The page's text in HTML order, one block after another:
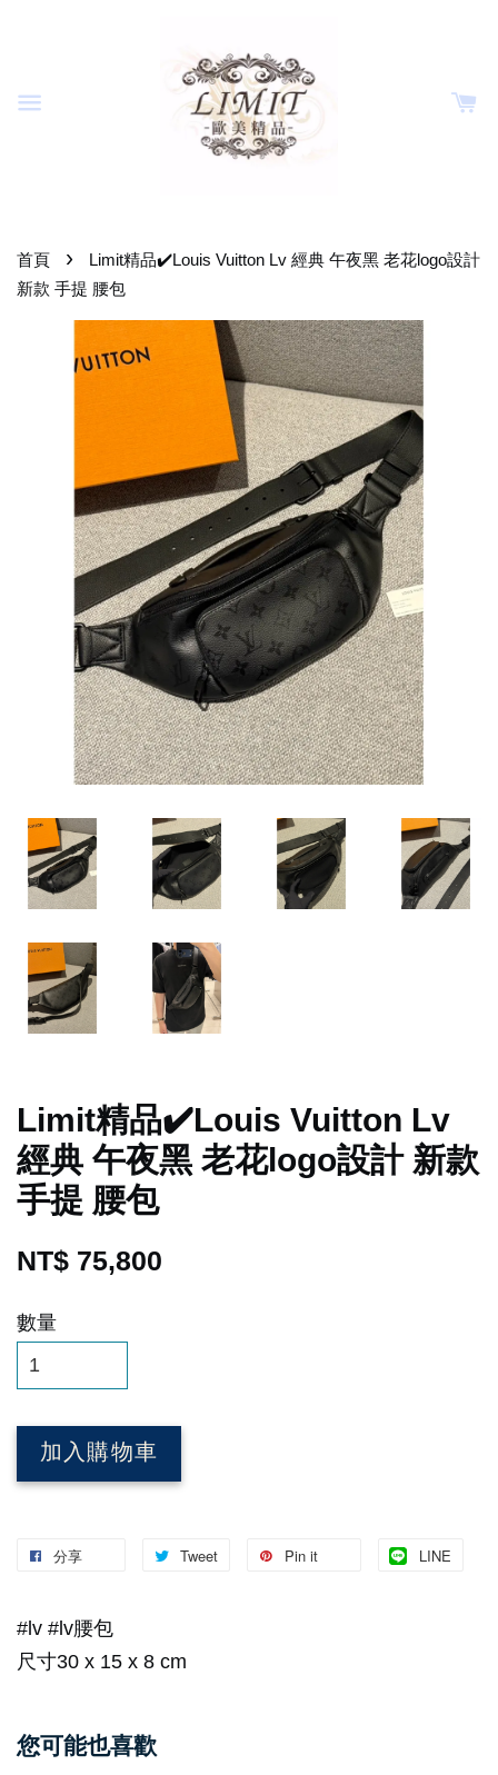
首頁 ›
Limit精品✔️Louis Vuitton Lv 經典 午夜黑 老花logo設計
新款 手提 腰包
Limit精品✔️Louis Vuitton Lv
經典 午夜黑 老花logo設計 新款
手提 腰包
NT$ 75,800
數量
加入購物車
分享 Tweet Pin it LINE
#lv #lv腰包
尺寸30 x 15 x 8 cm
您可能也喜歡